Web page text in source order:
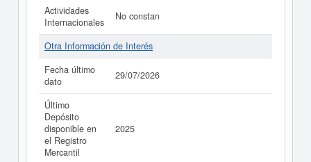
Actividades
Internacionales
No constan
Otra Información de Interés
Fecha último
dato
29/07/2026
Último
Depósito
disponible en
el Registro
Mercantil
2025